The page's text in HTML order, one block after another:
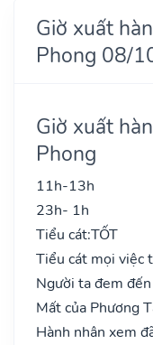
Giờ xuất
Phong 08/
Giờ xuất
Phong
11h-13h
23h- 1h
Tiểu cát:TỐT
Tiểu cát mọi việc
Người ta đem
Mất của Phương
Hành nhân xem